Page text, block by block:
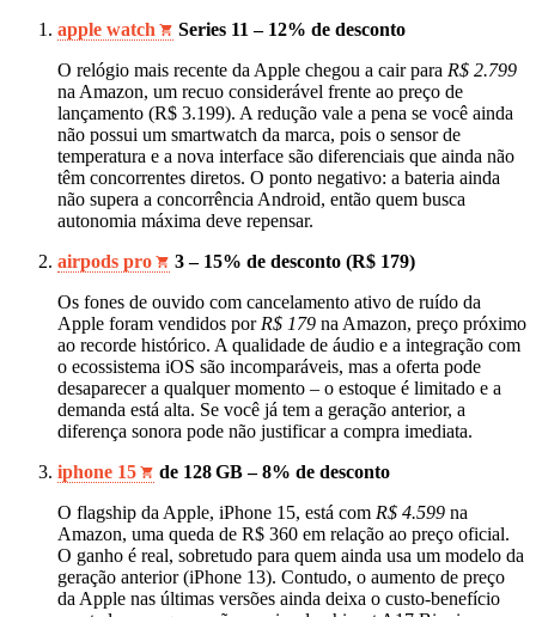
apple watch
Series 11 – 12% de desconto
O relógio mais recente da Apple chegou a cair para R$ 2.799
na Amazon, um recuo considerável frente ao preço de
lançamento (R$ 3.199). A redução vale a pena se você ainda
não possui um smartwatch da marca, pois o sensor de
temperatura e a nova interface são diferenciais que ainda não
têm concorrentes diretos. O ponto negativo: a bateria ainda
não supera a concorrência Android, então quem busca
autonomia máxima deve repensar.
airpods pro
3 – 15% de desconto (R$ 179)
Os fones de ouvido com cancelamento ativo de ruído da
Apple foram vendidos por R$ 179 na Amazon, preço próximo
ao recorde histórico. A qualidade de áudio e a integração com
o ecossistema iOS são incomparáveis, mas a oferta pode
desaparecer a qualquer momento – o estoque é limitado e a
demanda está alta. Se você já tem a geração anterior, a
diferença sonora pode não justificar a compra imediata.
iphone 15
de 128 GB – 8% de desconto
O flagship da Apple, iPhone 15, está com R$ 4.599 na
Amazon, uma queda de R$ 360 em relação ao preço oficial.
O ganho é real, sobretudo para quem ainda usa um modelo da
geração anterior (iPhone 13). Contudo, o aumento de preço
da Apple nas últimas versões ainda deixa o custo-benefício